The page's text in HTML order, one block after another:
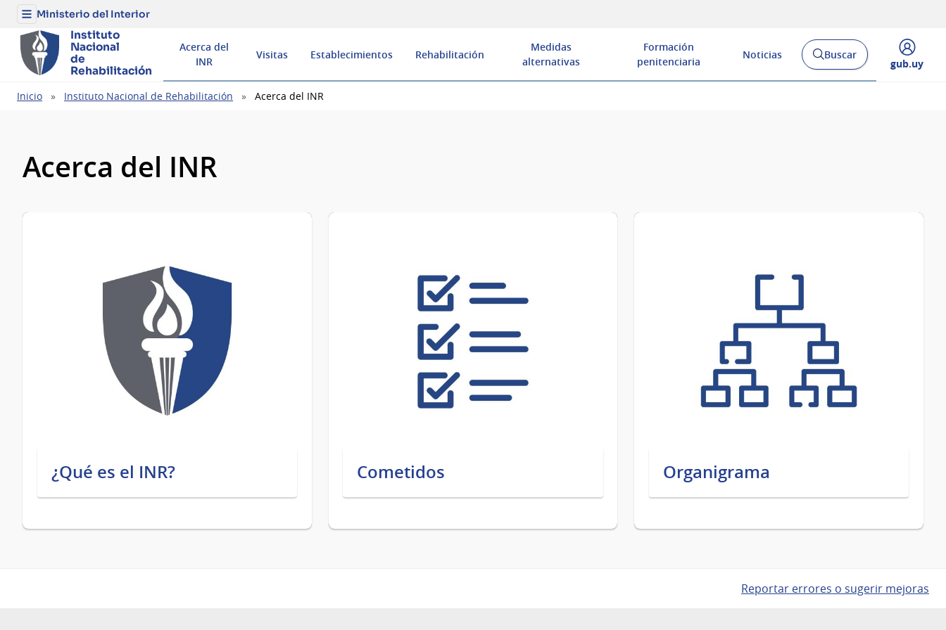
Menú
del
Ministerio
del
Interior
Ministerio del Interior
Instituto
Nacional
de
Rehabilitación
Acerca del
INR
Visitas Establecimientos Rehabilitación
Medidas
alternativas
Formación
penitenciaria
Noticias
AbrirBuscar
Desplegar
gub.uy
Ruta
Inicio Instituto Nacional de Rehabilitación Acerca del INR
Acerca del INR
¿Qué es el INR? Cometidos Organigrama
Reportar errores o sugerir mejoras